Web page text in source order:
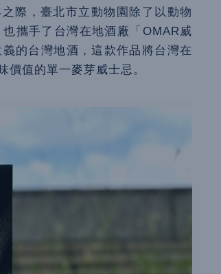
際，臺北市立動物園除了以動物
攜手了台灣在地酒廠「OMAR威
的台灣地酒，這款作品將台灣在
值的單一麥芽威士忌。